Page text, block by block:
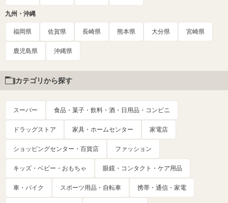
九州・沖縄
福岡県 佐賀県 長崎県 熊本県 大分県 宮崎県
鹿児島県 沖縄県
カテゴリから探す
スーパー 食品・菓子・飲料・酒・日用品・コンビニ
ドラッグストア 家具・ホームセンター 家電店
ショッピングセンター・百貨店 ファッション
キッズ・ベビー・おもちゃ 眼鏡・コンタクト・ケア用品
車・バイク スポーツ用品・自転車 携帯・通信・家電